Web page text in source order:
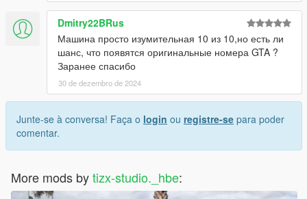
Dmitry22BRus
Машина просто изумительная 10 из 10,но есть ли
шанс, что появятся оригинальные номера GTA ?
Заранее спасибо
30 de dezembro de 2024
Junte-se à conversa! Faça o login ou registre-se para poder
comentar.
More mods bytizx-studio._hbe: